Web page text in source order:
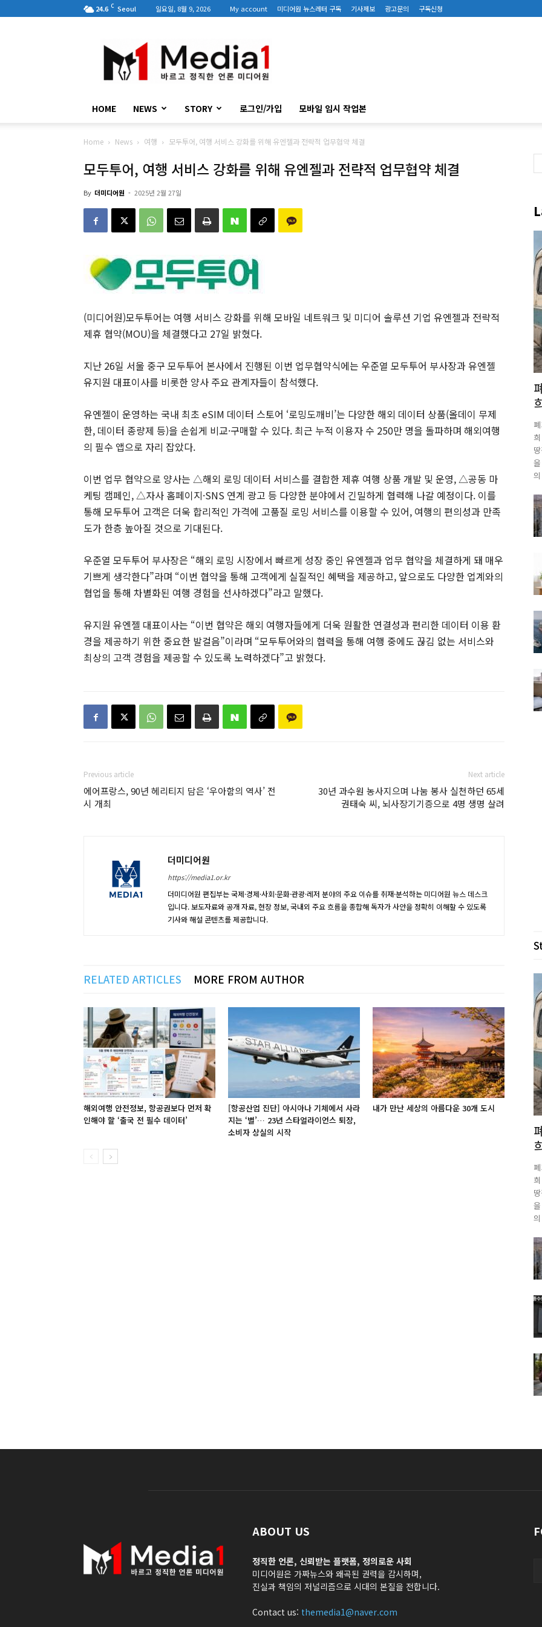
24.6 C Seoul 일요일, 8월 9, 2026 My account 미디어원 뉴스레터 구독 기사제보 광고문의 구독신청
디
어
원
HOME NEWS STORY 로그인/가입 모바일 임시 작업본
Home News 여행 모두투어, 여행 서비스 강화를 위해 유엔젤과 전략적 업무협약 체결
모두투어, 여행 서비스 강화를 위해 유엔젤과 전략적 업무협약 체결
By 더미디어원 - 2025년 2월 27일
(미디어원)모두투어는 여행 서비스 강화를 위해 모바일 네트워크 및 미디어 솔루션 기업 유엔젤과 전략적
제휴 협약(MOU)을 체결했다고 27일 밝혔다.
지난 26일 서울 중구 모두투어 본사에서 진행된 이번 업무협약식에는 우준열 모두투어 부사장과 유엔젤
유지원 대표이사를 비롯한 양사 주요 관계자들이 참석했다.
유엔젤이 운영하는 국내 최초 eSIM 데이터 스토어 ‘로밍도깨비’는 다양한 해외 데이터 상품(올데이 무제
한, 데이터 종량제 등)을 손쉽게 비교·구매할 수 있다. 최근 누적 이용자 수 250만 명을 돌파하며 해외여행
의 필수 앱으로 자리 잡았다.
이번 업무 협약으로 양사는 △해외 로밍 데이터 서비스를 결합한 제휴 여행 상품 개발 및 운영, △공동 마
케팅 캠페인, △자사 홈페이지·SNS 연계 광고 등 다양한 분야에서 긴밀하게 협력해 나갈 예정이다. 이를
통해 모두투어 고객은 더욱 합리적인 가격에 고품질 로밍 서비스를 이용할 수 있어, 여행의 편의성과 만족
도가 한층 높아질 것으로 기대된다.
우준열 모두투어 부사장은 “해외 로밍 시장에서 빠르게 성장 중인 유엔젤과 업무 협약을 체결하게 돼 매우
기쁘게 생각한다”라며 “이번 협약을 통해 고객에게 실질적인 혜택을 제공하고, 앞으로도 다양한 업계와의
협업을 통해 차별화된 여행 경험을 선사하겠다”라고 말했다.
유지원 유엔젤 대표이사는 “이번 협약은 해외 여행자들에게 더욱 원활한 연결성과 편리한 데이터 이용 환
경을 제공하기 위한 중요한 발걸음”이라며 “모두투어와의 협력을 통해 여행 중에도 끊김 없는 서비스와
최상의 고객 경험을 제공할 수 있도록 노력하겠다”고 밝혔다.
Previous article
에어프랑스, 90년 헤리티지 담은 ‘우아함의 역사’ 전
시 개최
Next article
30년 과수원 농사지으며 나눔 봉사 실천하던 65세
권태숙 씨, 뇌사장기기증으로 4명 생명 살려
더미디어원
https://media1.or.kr
더미디어원 편집부는 국제·경제·사회·문화·관광·레저 분야의 주요 이슈를 취재·분석하는 미디어원 뉴스 데스크
입니다. 보도자료와 공개 자료, 현장 정보, 국내외 주요 흐름을 종합해 독자가 사안을 정확히 이해할 수 있도록
기사와 해설 콘텐츠를 제공합니다.
RELATED ARTICLES MORE FROM AUTHOR
해외여행 안전정보, 항공권보다 먼저 확
인해야 할 ‘출국 전 필수 데이터’
[항공산업 진단] 아시아나 기체에서 사라
지는 ‘별’… 23년 스타얼라이언스 퇴장,
소비자 상실의 시작
내가 만난 세상의 아름다운 30개 도시
ABOUT US
정직한 언론, 신뢰받는 플랫폼, 정의로운 사회
미디어원은 가짜뉴스와 왜곡된 권력을 감시하며,
진실과 책임의 저널리즘으로 시대의 본질을 전합니다.
Contact us: themedia1@naver.com